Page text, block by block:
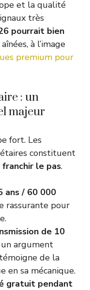
et la qualité
très
pourrait bien
à l’image
premium pour
: un
majeur
fort. Les
constituent
le pas.
ans / 60 000
rassurante pour
de 10
un argument
de la
en sa mécanique.
gratuit pendant